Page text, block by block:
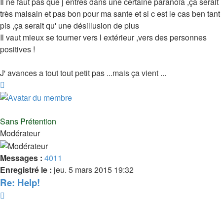
très malsain et pas bon pour ma sante et si c est le cas ben tant
pis ,ça serait qu' une désillusion de plus
Il vaut mieux se tourner vers l extérieur ,vers des personnes
positives !
J' avances a tout tout petit pas ...mais ça vient ...
Sans Prétention
Modérateur
Messages : 4011
Enregistré le : jeu. 5 mars 2015 19:32
Re: Help!